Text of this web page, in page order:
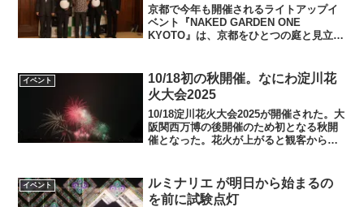
京都で今年も開催されるライトアップイ
ベント『NAKED GARDEN ONE
KYOTO』は、京都をひとつの庭と見立
単体のイベントだったが今年は3回目の開
催となる今回は...
イベント
10/18初の秋開催。なにわ淀川花
火大会2025
10/18淀川花火大会2025が開催された。大
阪関西万博の後開催のため初となる秋開
催となった。花火が上がると観客からは
来図！』で大輪の花火が夜空を彩った。
途中から雨が降っ...
イベント
ルミナリエ が明日から始まるの
を前に試験点灯